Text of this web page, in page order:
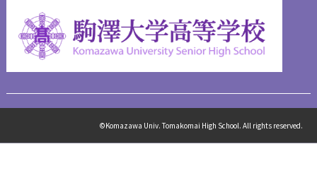
©Komazawa Univ. Tomakomai High School. All rights reserved.